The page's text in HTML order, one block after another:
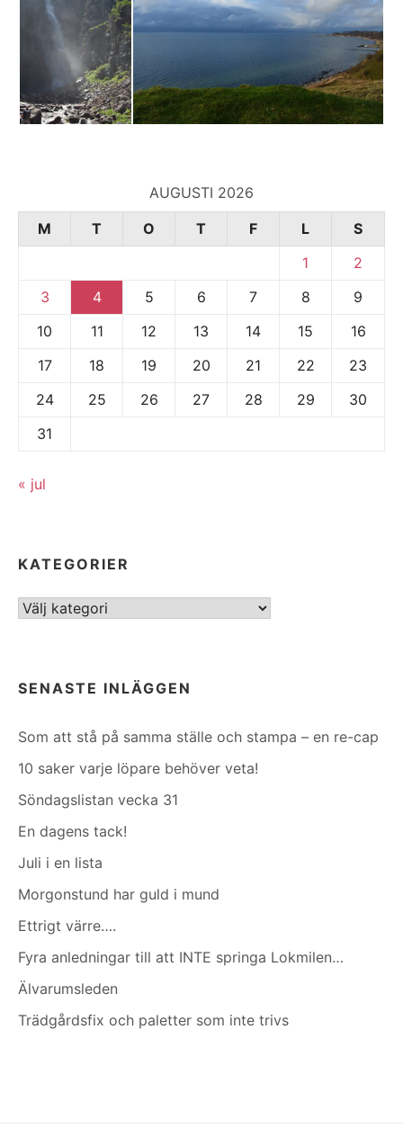
AUGUSTI 2026
M
T O T F L
S
1
2
3
4 5 6 7 8
9
10
11 12 13 14 15
16
17
18 19 20 21 22
23
24
25 26 27 28 29
30
31
« jul
KATEGORIER
Kategorier
SENASTE INLÄGGEN
Som att stå på samma ställe och stampa – en re-cap
10 saker varje löpare behöver veta!
Söndagslistan vecka 31
En dagens tack!
Juli i en lista
Morgonstund har guld i mund
Ettrigt värre….
Fyra anledningar till att INTE springa Lokmilen…
Älvarumsleden
Trädgårdsfix och paletter som inte trivs